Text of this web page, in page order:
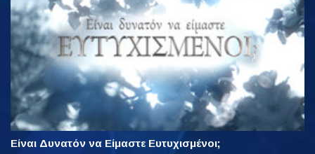
Είναι Δυνατόν να Είμαστε Ευτυχισμένοι;